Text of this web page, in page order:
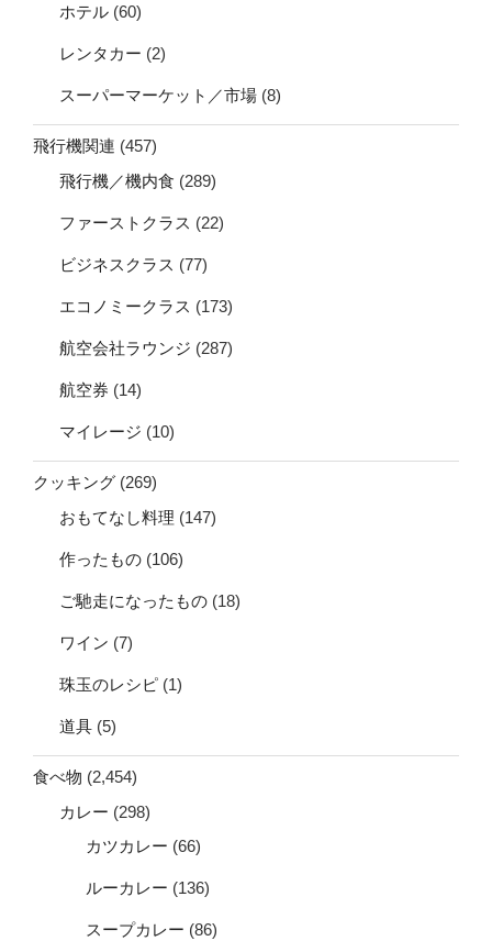
ホテル (60)
レンタカー (2)
スーパーマーケット／市場 (8)
飛行機関連 (457)
飛行機／機内食 (289)
ファーストクラス (22)
ビジネスクラス (77)
エコノミークラス (173)
航空会社ラウンジ (287)
航空券 (14)
マイレージ (10)
クッキング (269)
おもてなし料理 (147)
作ったもの (106)
ご馳走になったもの (18)
ワイン (7)
珠玉のレシピ (1)
道具 (5)
食べ物 (2,454)
カレー (298)
カツカレー (66)
ルーカレー (136)
スープカレー (86)